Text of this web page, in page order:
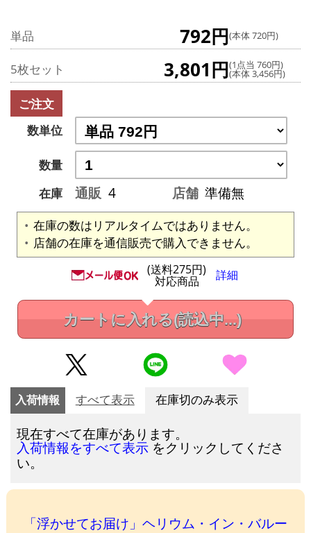
単品 792円(本体 720円)
5枚セット 3,801円(1点当 760円)
(本体 3,456円)
ご注文
数単位
数量
在庫
通販 4 店舗 準備無
在庫の数はリアルタイムではありません。
店舗の在庫を通信販売で購入できません。
(送料275円)
対応商品 詳細
カートに入れる(読込中...)
入荷情報 すべて表示 在庫切のみ表示
現在すべて在庫があります。
入荷情報をすべて表示 をクリックしてくださ
い。
「浮かせてお届け」ヘリウム・イン・バルー